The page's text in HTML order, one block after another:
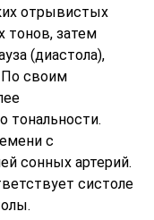
отрывистых
тонов, затем
(диастола),
По своим
тональности.
с
сонных артерий.
систоле